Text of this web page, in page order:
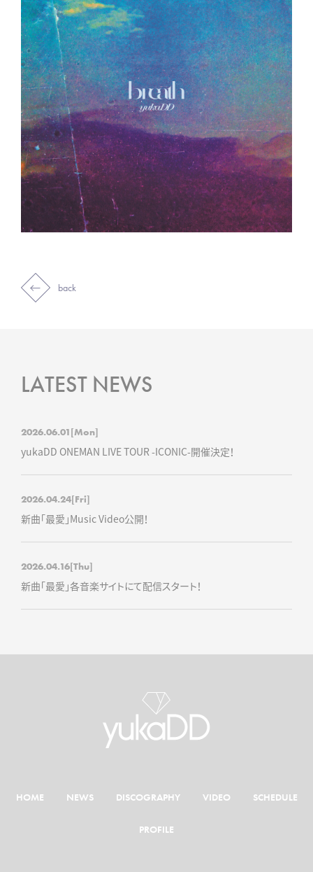
back
LATEST NEWS
2026.06.01[Mon]
yukaDD ONEMAN LIVE TOUR -ICONIC-開催決定！
2026.04.24[Fri]
新曲「最愛」Music Video公開！
2026.04.16[Thu]
新曲「最愛」各音楽サイトにて配信スタート！
HOME NEWS DISCOGRAPHY VIDEO SCHEDULE
PROFILE